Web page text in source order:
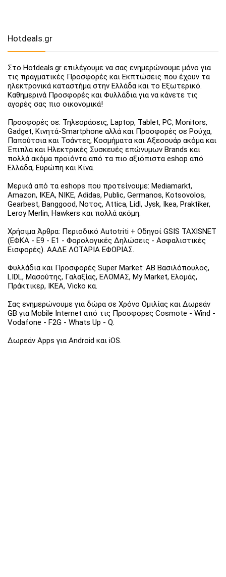
Hotdeals.gr
Στο Hotdeals.gr επιλέγουμε να σας ενημερώνουμε μόνο για
τις πραγματικές Προσφορές και Εκπτώσεις που έχουν τα
ηλεκτρονικά καταστήμα στην Ελλάδα και το Εξωτερικό.
Καθημερινά Προσφορές και Φυλλάδια για να κάνετε τις
αγορές σας πιο οικονομικά!
Προσφορές σε: Τηλεοράσεις, Laptop, Tablet, PC, Monitors,
Gadget, Κινητά-Smartphone αλλά και Προσφορές σε Ρούχα,
Παπούτσια και Τσάντες, Κοσμήματα και Αξεσουάρ ακόμα και
Έπιπλα και Ηλεκτρικές Συσκευές επώνυμων Brands και
πολλά ακόμα προϊόντα από τα πιο αξιόπιστα eshop από
Ελλάδα, Ευρώπη και Κίνα.
Μερικά από τα eshops που προτείνουμε: Mediamarkt,
Amazon, IKEA, NIKE, Adidas, Public, Germanos, Kotsovolos,
Gearbest, Banggood, Νοτος, Attica, Lidl, Jysk, Ikea, Praktiker,
Leroy Merlin, Hawkers και πολλά ακόμη.
Χρήσιμα Άρθρα: Περιοδικό Autotriti + Οδηγοί GSIS TAXISNET
(ΕΦΚΑ - Ε9 - Ε1 - Φορολογικές Δηλώσεις - Ασφαλιστικές
Εισφορές). ΑΑΔΕ ΛΟΤΑΡΙΑ ΕΦΟΡΙΑΣ.
Φυλλάδια και Προσφορές Super Market: ΑΒ Βασιλόπουλος,
LIDL, Μασούτης, Γαλαξίας, ΕΛΟΜΑΣ, My Market, Ελομάς,
Πράκτικερ, ΙΚΕΑ, Vicko κα.
Σας ενημερώνουμε για δώρα σε Χρόνο Ομιλίας και Δωρεάν
GB για Mobile Internet από τις Προσφορες Cosmote - Wind -
Vodafone - F2G - Whats Up - Q.
Δωρεάν Apps για Android και iOS.